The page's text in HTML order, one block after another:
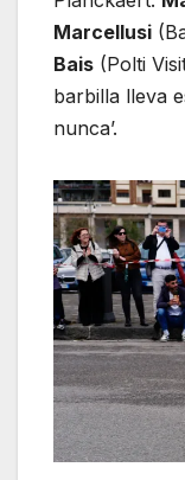
Marcellusi
Bais (Polti
barbilla lleva
nunca’.